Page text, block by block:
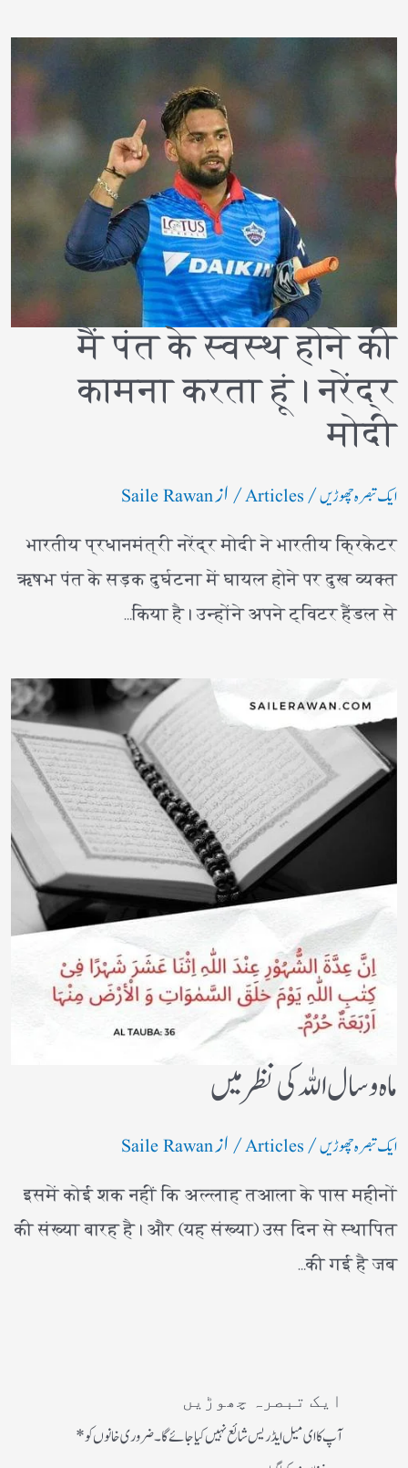
मैं पंत के स्वस्थ होने की
कामना करता हूं। नरेंद्र
मोदी
ایک تبصرہ چھوڑیں/
Articles/ ازSaile Rawan
भारतीय प्रधानमंत्री नरेंद्र मोदी ने भारतीय क्रिकेटर
ऋषभ पंत के सड़क दुर्घटना में घायल होने पर दुख व्यक्त
किया है। उन्होंने अपने ट्विटर हैंडल से…
ماہ و سال اللہ کی نظر میں
ایک تبصرہ چھوڑیں/
Articles/ ازSaile Rawan
इसमें कोई शक नहीं कि अल्लाह तआला के पास महीनों
की संख्या बारह है। और (यह संख्या) उस दिन से स्थापित
की गई है जब…
ایک تبصرہ چھوڑیں
آپ کا ای میل ایڈریس شائع نہیں کیا جائے گا۔ضروری خانوں کو*